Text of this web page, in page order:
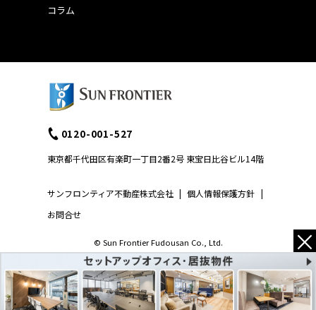
コラム
サンフロンティア不動産株式会社 | 個人情報保護方針 |
お問合せ
0120-001-527
東京都千代田区有楽町一丁目2番2号 東宝日比谷ビル14階
© Sun Frontier Fudousan Co., Ltd. ×